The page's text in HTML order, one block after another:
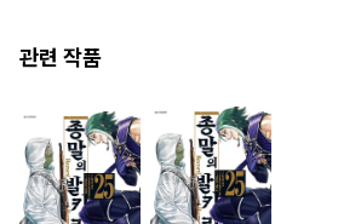
관련 작품